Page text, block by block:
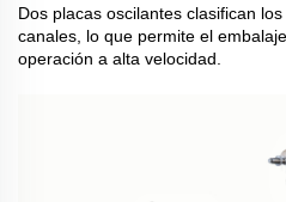
Dos placas oscilantes clasifican
canales, lo que permite el
operación a alta velocidad.